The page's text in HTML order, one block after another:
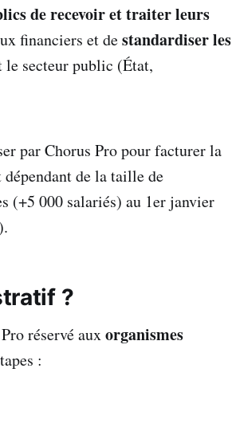
de recevoir et traiter leurs
financiers et destandardiser les
secteur public (État,
par Chorus Pro pour facturer la
de la taille de
(+5 000 salariés) au 1er janvier
?
réservé auxorganismes
: